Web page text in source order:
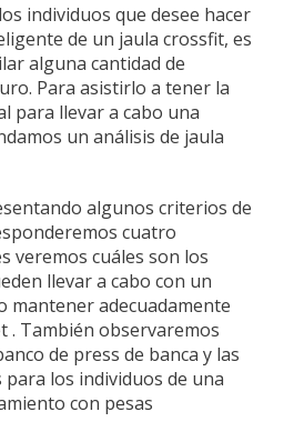
individuos que desee hacer
de un jaula crossfit, es
alguna cantidad de
Para asistirlo a tener la
para llevar a cabo una
un análisis de jaula
algunos criterios de
cuatro
veremos cuáles son los
llevar a cabo con un
mantener adecuadamente
. También observaremos
de press de banca y las
para los individuos de una
con pesas